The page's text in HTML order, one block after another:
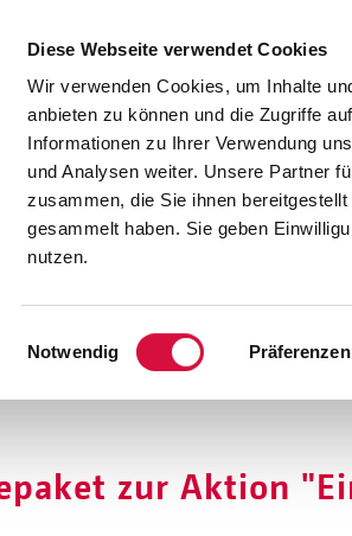
Diese Webseite verwendet Cookies
Wir verwenden Cookies, um Inhalte
anbieten zu können und die Zugriffe
Informationen zu Ihrer Verwendung
und Analysen weiter. Unsere Partner
zusammen, die Sie ihnen
gesammelt haben. Sie geben
nutzen.
Einwilligungsauswahl
Notwendig Präferenzen
zur Aktion